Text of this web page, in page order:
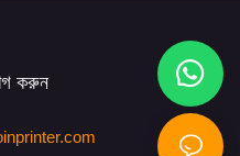
করুন